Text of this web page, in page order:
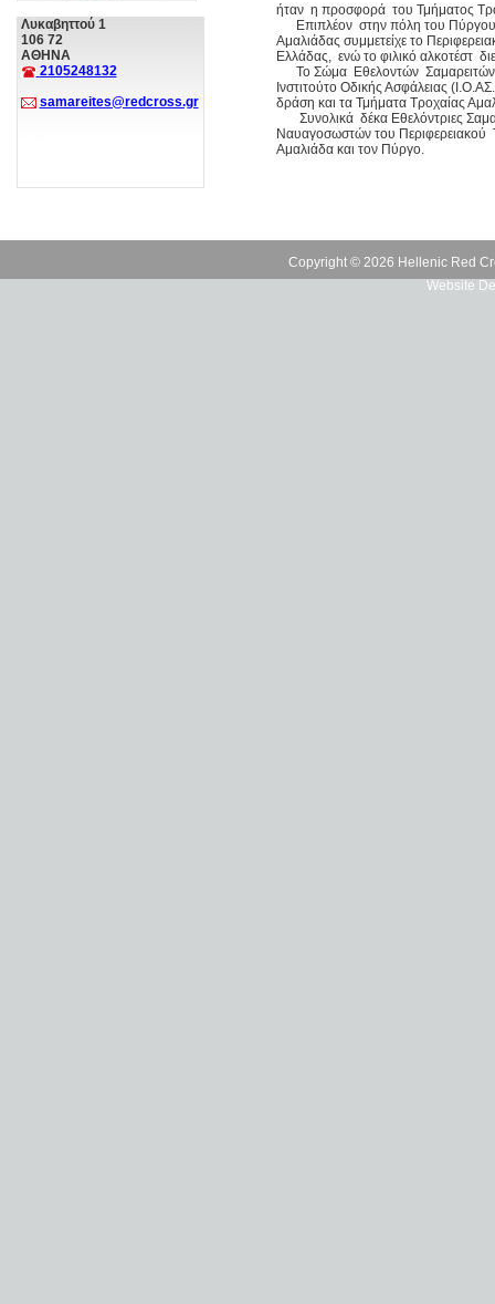
Λυκαβηττού 1
106 72
ΑΘΗΝΑ
2105248132
samareites@redcross.gr
ήταν η προσφορά του Τμήματος
Επιπλέον στην πόλη του Πύργου
Αμαλιάδας συμμετείχε το
Ελλάδας, ενώ το φιλικό αλκοτέστ
Το Σώμα Εθελοντών Σαμαρειτών,
Ινστιτούτο Οδικής Ασφάλειας
δράση και τα Τμήματα Τροχαίας
Συνολικά δέκα Εθελόντριες
Ναυαγοσωστών του Περιφερειακού
Αμαλιάδα και τον Πύργο.
Copyright © 2026 Hellenic Red
Website